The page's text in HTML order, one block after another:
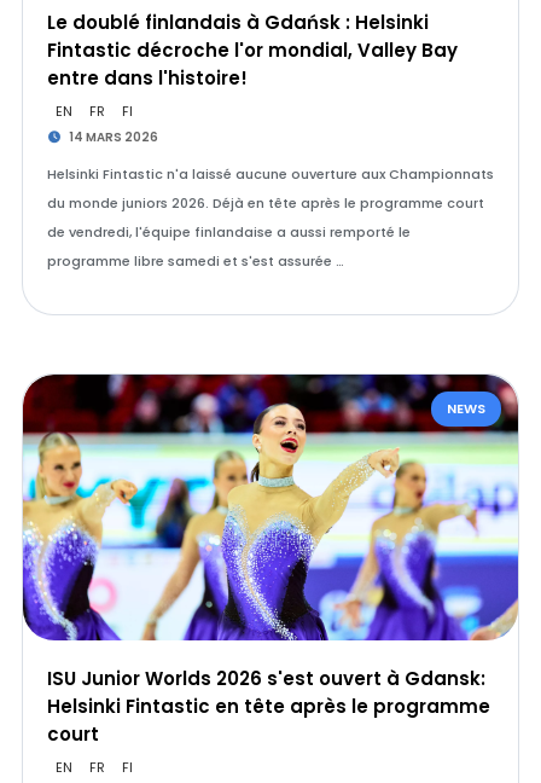
Le doublé finlandais à Gdańsk : Helsinki
Fintastic décroche l'or mondial, Valley Bay
entre dans l'histoire!
EN FR FI
14 MARS 2026
Helsinki Fintastic n'a laissé aucune ouverture aux Championnats
du monde juniors 2026. Déjà en tête après le programme court
de vendredi, l'équipe finlandaise a aussi remporté le
programme libre samedi et s'est assurée …
NEWS
ISU Junior Worlds 2026 s'est ouvert à Gdansk:
Helsinki Fintastic en tête après le programme
court
EN FR FI